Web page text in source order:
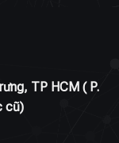
TP HCM ( P.
cũ)